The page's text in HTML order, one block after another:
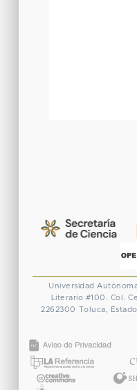
Universidad
Literario #100. Col.
2262300 Toluca,